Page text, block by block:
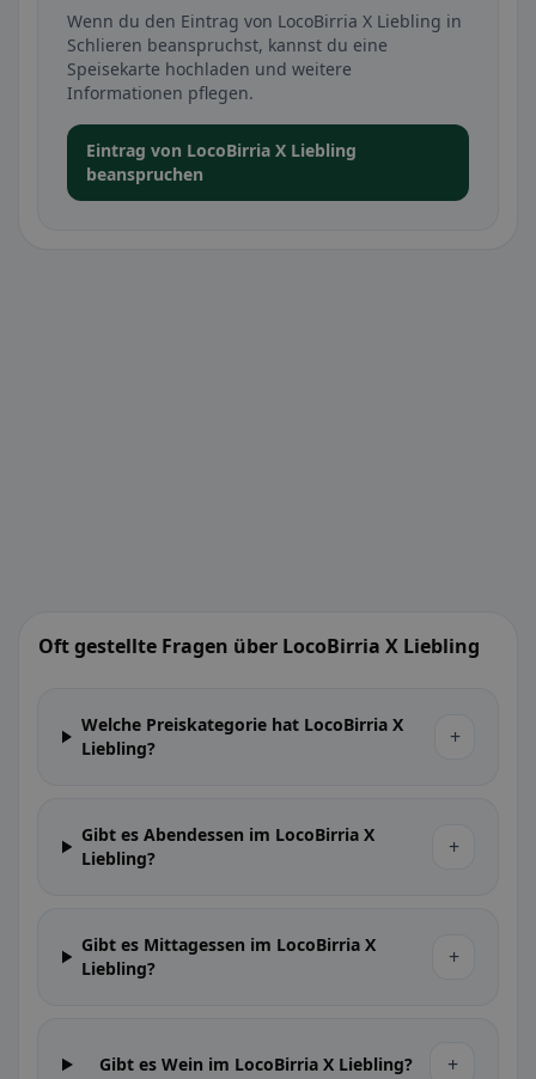
Wenn du den Eintrag von LocoBirria X Liebling in
Schlieren beanspruchst, kannst du eine
Speisekarte hochladen und weitere
Informationen pflegen.
Eintrag von LocoBirria X Liebling
beanspruchen
Oft gestellte Fragen über LocoBirria X Liebling
Welche Preiskategorie hat LocoBirria X
Liebling?
+
Gibt es Abendessen im LocoBirria X
Liebling?
+
Gibt es Mittagessen im LocoBirria X
Liebling?
+
Gibt es Wein im LocoBirria X Liebling? +